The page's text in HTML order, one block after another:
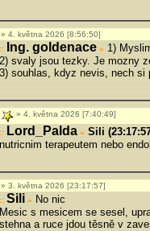
4. května 2026 [8:56:50]
Ing. goldenace» 1)
2) svaly jsou tezky. Je mozny
3) souhlas, kdyz nevis, nech si
4. května 2026 [7:40:49]
Lord_Palda» Sili
nutricnim terapeutem nebo
3. května 2026 [23:17:57]
Sili »
No nic
Mesic s mesicem se sesel,
stehna a ruce jdou těsně v